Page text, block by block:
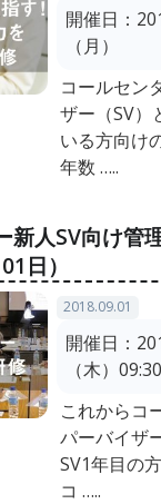
開催日：
（月）
コールセン
ザー（SV）
いる方向け
年数 …..
新人SV向け管
日）
2018.09.01
開催日：
（木）
これからコ
パーバイザ
SV1年目の
コ …..